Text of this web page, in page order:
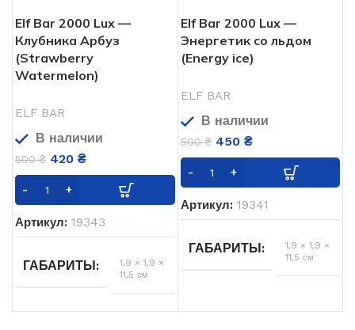
АКУМУЛЯТОР
1200
БРЕНД
НИКОТИНА
USB ЗАРЯДКА Нет
Elf Bar 2000 Lux —
Клубника Арбуз
(Strawberry
Watermelon)
ELF BAR
В наличии
500₴ 420 ₴
Артикул: 19343
ГАБАРИТЫ
1,9 × 1,9 ×
11,5 см
2000
Elf Bar 2000 Lux —
Энергетик со льдом
(Energy ice)
ELF BAR
В наличии
500₴ 450 ₴
Артикул: 19341
ГАБАРИТЫ
1,9 × 1,9 ×
11,5 см